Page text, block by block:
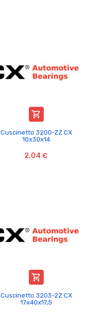

Cuscinetto 3200-ZZ CX
10x30x14
2,04 €

Cuscinetto 3203-2Z CX
17x40x17,5